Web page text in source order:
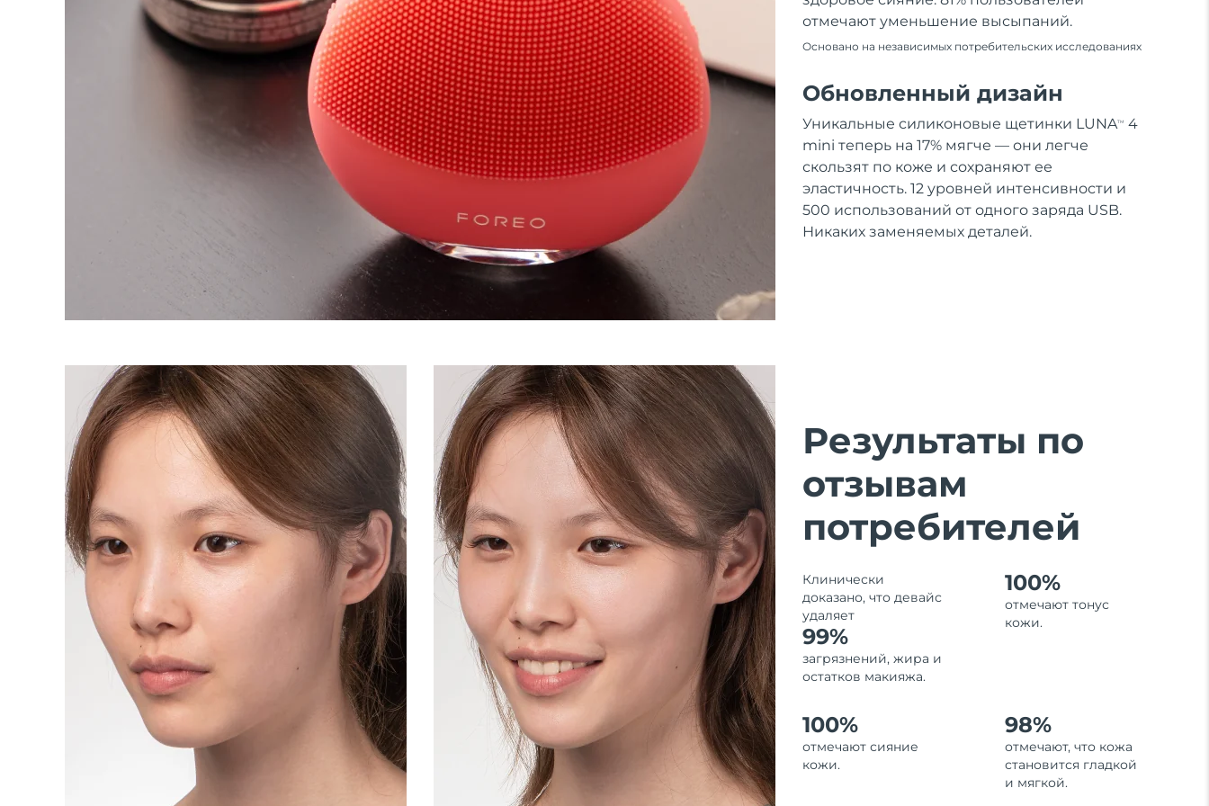
отмечают уменьшение высыпаний.
Основано на независимых потребительских исследованиях
Обновленный дизайн
Уникальные силиконовые щетинки LUNATM
4
mini теперь на 17% мягче — они легче
скользят по коже и сохраняют ее
эластичность. 12 уровней интенсивности и
500 использований от одного заряда USB.
Никаких заменяемых деталей.
Результаты по
отзывам
потребителей
Клинически
доказано, что девайс
удаляет
99%
загрязнений, жира и
остатков макияжа.
100%
отмечают тонус
кожи.
100%
отмечают сияние
кожи.
98%
отмечают, что кожа
становится гладкой
и мягкой.